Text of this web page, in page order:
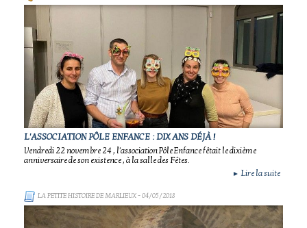
L'ASSOCIATION PÔLE ENFANCE : DIX ANS DÉJÀ !
Vendredi 22 novembre 24 , l'association Pôle Enfance fêtait le dixième
anniversaire de son existence , à la salle des Fêtes.
► Lire la suite
LA PETITE HISTOIRE DE MARLIEUX- 04/05/2018